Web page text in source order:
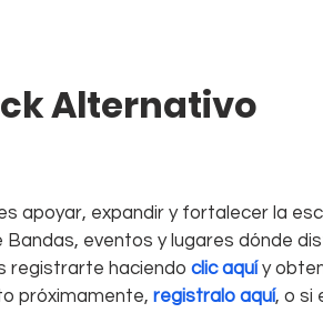
Alternativo
apoyar, expandir y fortalecer la
eventos y lugares dónde
registrarte haciendo clic aquí y
próximamente, registralo aquí, o si